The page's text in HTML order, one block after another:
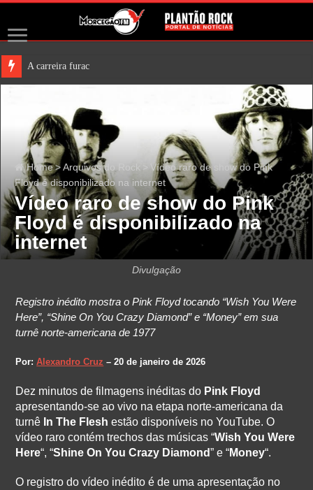
A carreira furacão de Tommy Bolin
Home> Arquivos do Rock
Vídeo raro de show do Pink
Floyd é disponibilizado na internet
Vídeo raro de show do Pink
Floyd é disponibilizado na
internet
Divulgação
Registro inédito mostra o Pink Floyd tocando “Wish You Were
Here”, “Shine On You Crazy Diamond” e “Money” em sua
turnê norte-americana de 1977
Por:Alexandro Cruz – 20 de janeiro de 2026
Dez minutos de filmagens inéditas do Pink Floyd
apresentando-se ao vivo na etapa norte-americana da
turnê In The Flesh estão disponíveis no YouTube. O
vídeo raro contém trechos das músicas “Wish You Were
Here“, “Shine On You Crazy Diamond” e “Money“.
O registro do vídeo inédito é de uma apresentação no